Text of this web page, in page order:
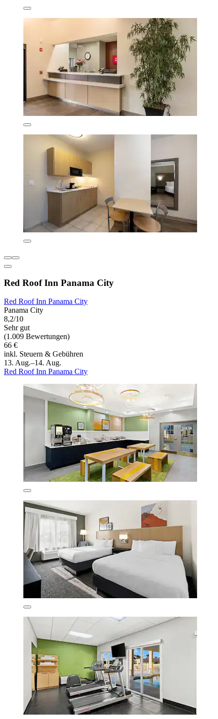
Red Roof Inn Panama City
Red Roof Inn Panama City
Panama City
8,2/10
Sehr gut
(1.009 Bewertungen)
66 €
inkl. Steuern & Gebühren
13. Aug.–14. Aug.
Red Roof Inn Panama City